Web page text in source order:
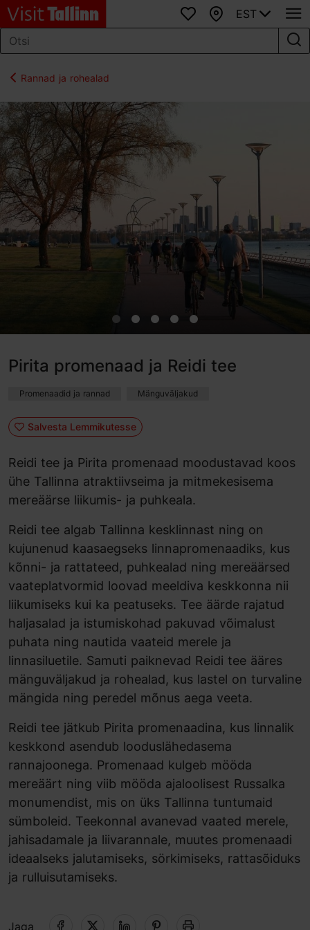
Lemmikud
Kaart
EST
Rannad ja rohealad
Pirita promenaad ja Reidi tee
Promenaadid ja rannad Mänguväljakud
Salvesta Lemmikutesse
Reidi tee ja Pirita promenaad moodustavad koos
ühe Tallinna atraktiivseima ja mitmekesisema
mereäärse liikumis- ja puhkeala.
Reidi tee algab Tallinna kesklinnast ning on
kujunenud kaasaegseks linnapromenaadiks, kus
kõnni- ja rattateed, puhkealad ning mereäärsed
vaateplatvormid loovad meeldiva keskkonna nii
liikumiseks kui ka peatuseks. Tee äärde rajatud
haljasalad ja istumiskohad pakuvad võimalust
puhata ning nautida vaateid merele ja
linnasiluetile. Samuti paiknevad Reidi tee ääres
mänguväljakud ja rohealad, kus lastel on turvaline
mängida ning peredel mõnus aega veeta.
Reidi tee jätkub Pirita promenaadina, kus linnalik
keskkond asendub looduslähedasema
rannajoonega. Promenaad kulgeb mööda
mereäärt ning viib mööda ajaloolisest Russalka
monumendist, mis on üks Tallinna tuntumaid
sümboleid. Teekonnal avanevad vaated merele,
jahisadamale ja liivarannale, muutes promenaadi
ideaalseks jalutamiseks, sörkimiseks, rattasõiduks
ja rulluisutamiseks.
Jaga